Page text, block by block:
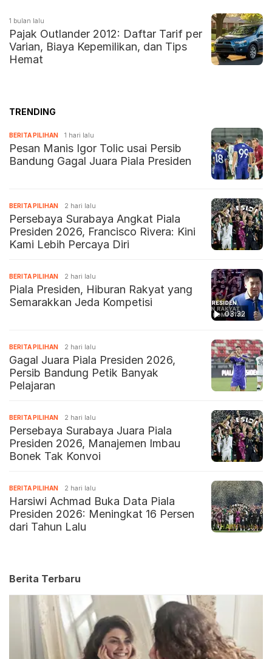
1 bulan lalu
Pajak Outlander 2012: Daftar Tarif per
Varian, Biaya Kepemilikan, dan Tips
Hemat
TRENDING
BERITA PILIHAN 1 hari lalu
Pesan Manis Igor Tolic usai Persib
Bandung Gagal Juara Piala Presiden
BERITA PILIHAN 2 hari lalu
Persebaya Surabaya Angkat Piala
Presiden 2026, Francisco Rivera: Kini
Kami Lebih Percaya Diri
03:32
BERITA PILIHAN 2 hari lalu
Piala Presiden, Hiburan Rakyat yang
Semarakkan Jeda Kompetisi
BERITA PILIHAN 2 hari lalu
Gagal Juara Piala Presiden 2026,
Persib Bandung Petik Banyak
Pelajaran
BERITA PILIHAN 2 hari lalu
Persebaya Surabaya Juara Piala
Presiden 2026, Manajemen Imbau
Bonek Tak Konvoi
BERITA PILIHAN 2 hari lalu
Harsiwi Achmad Buka Data Piala
Presiden 2026: Meningkat 16 Persen
dari Tahun Lalu
Berita Terbaru